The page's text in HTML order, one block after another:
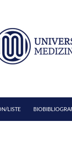
LISTE